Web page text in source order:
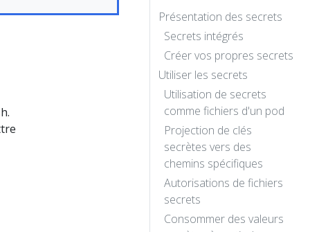
Présentation des secrets
Secrets intégrés
Créer vos propres secrets
Utiliser les secrets
Utilisation de secrets
comme fichiers d'un pod
Projection de clés
secrètes vers des
chemins spécifiques
Autorisations de fichiers
secrets
Consommer des valeurs